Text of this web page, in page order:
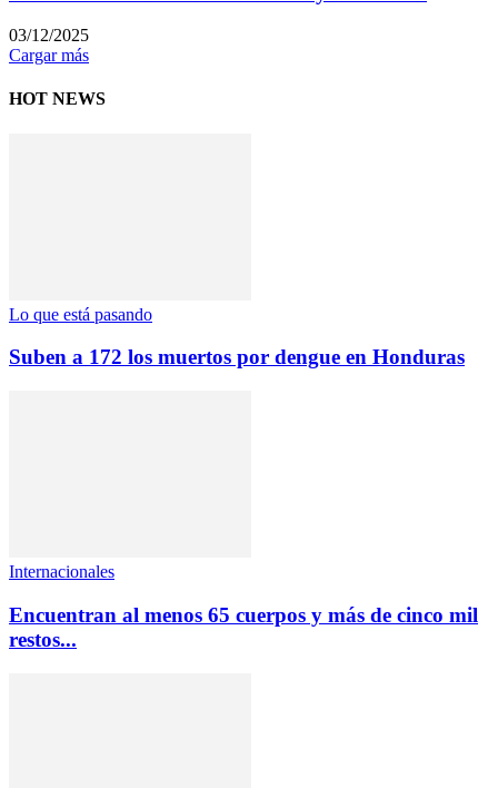
03/12/2025
Cargar más
HOT NEWS
Lo que está pasando
Suben a 172 los muertos por dengue en Honduras
Internacionales
Encuentran al menos 65 cuerpos y más de cinco mil
restos...